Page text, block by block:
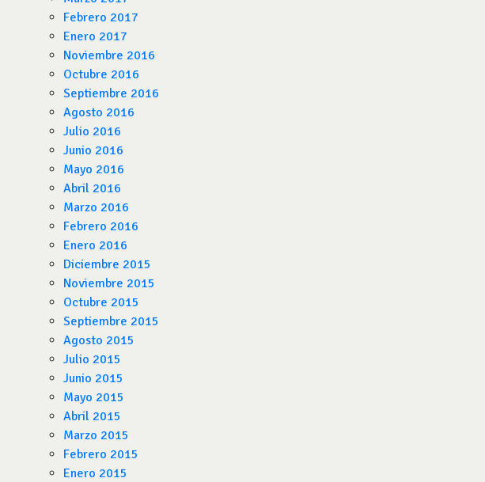
Febrero 2017
Enero 2017
Noviembre 2016
Octubre 2016
Septiembre 2016
Agosto 2016
Julio 2016
Junio 2016
Mayo 2016
Abril 2016
Marzo 2016
Febrero 2016
Enero 2016
Diciembre 2015
Noviembre 2015
Octubre 2015
Septiembre 2015
Agosto 2015
Julio 2015
Junio 2015
Mayo 2015
Abril 2015
Marzo 2015
Febrero 2015
Enero 2015